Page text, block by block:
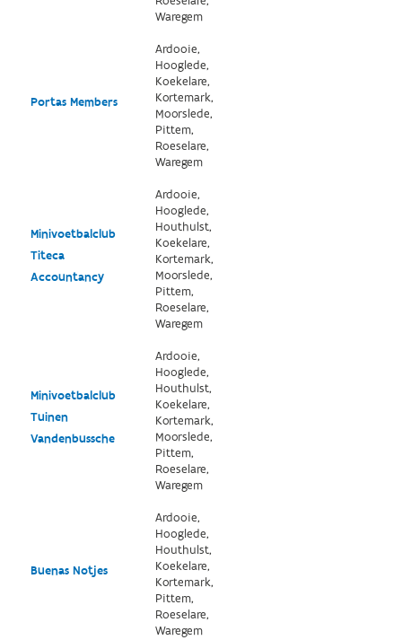
Waregem
Portas Members
Ardooie,
Hooglede,
Koekelare,
Kortemark,
Moorslede,
Pittem,
Roeselare,
Waregem
Minivoetbalclub
Titeca
Accountancy
Ardooie,
Hooglede,
Houthulst,
Koekelare,
Kortemark,
Moorslede,
Pittem,
Roeselare,
Waregem
Minivoetbalclub
Tuinen
Vandenbussche
Ardooie,
Hooglede,
Houthulst,
Koekelare,
Kortemark,
Moorslede,
Pittem,
Roeselare,
Waregem
Buenas Notjes
Ardooie,
Hooglede,
Houthulst,
Koekelare,
Kortemark,
Pittem,
Roeselare,
Waregem